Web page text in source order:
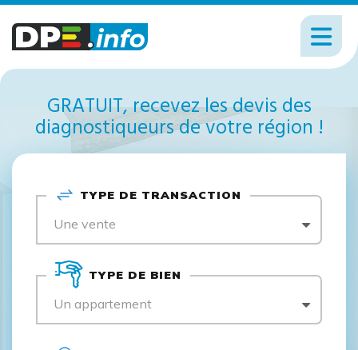
GRATUIT, recevez les devis des
diagnostiqueurs de votre région !
TYPE DE TRANSACTION
Une vente
TYPE DE BIEN
Un appartement